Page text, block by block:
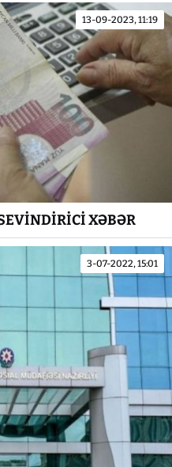
13-09-2023, 11:19
XƏBƏR
3-07-2022, 15:01